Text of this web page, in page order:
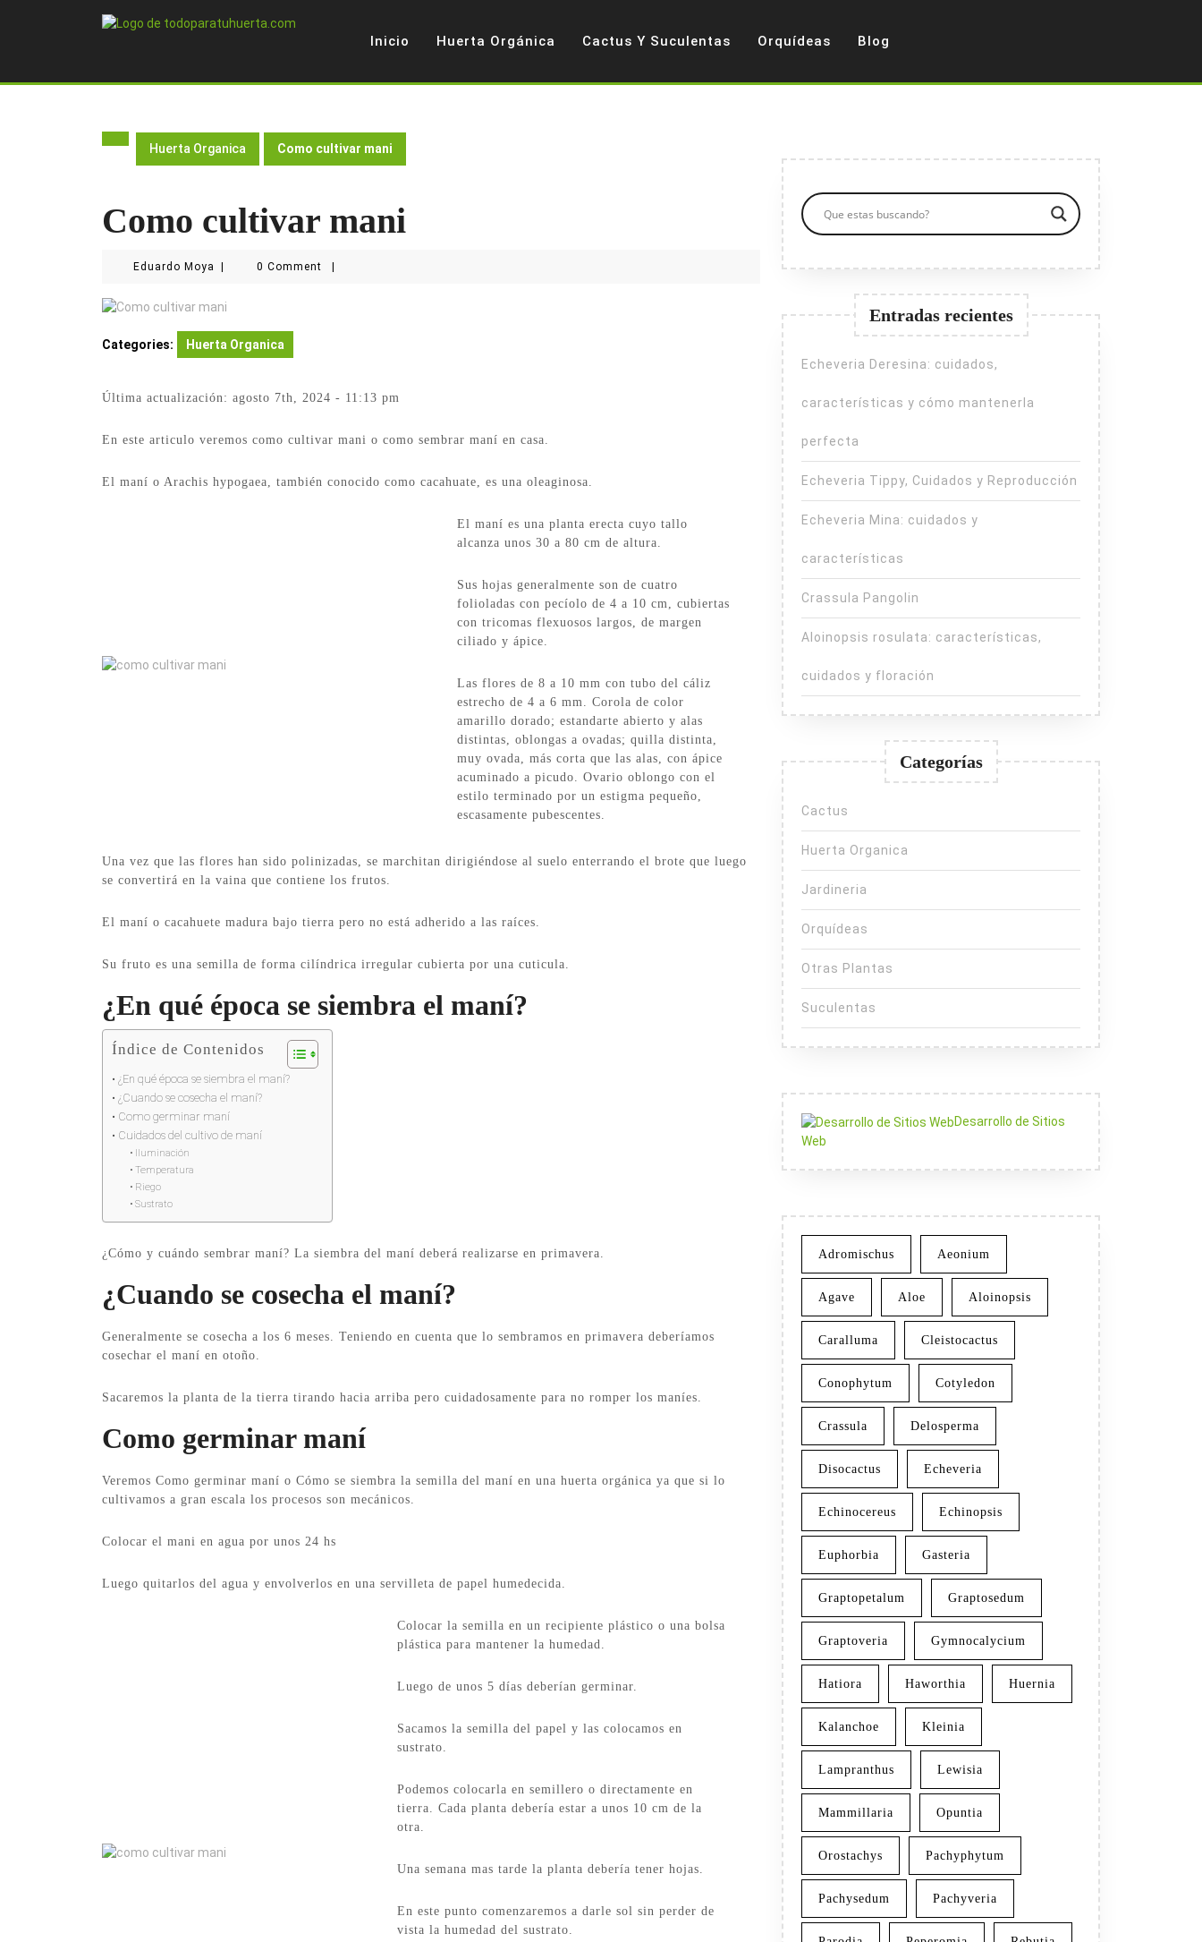
Inicio Huerta Orgánica Cactus Y Suculentas Orquídeas Blog
Huerta Organica Como cultivar mani
Como cultivar mani
Eduardo Moya Eduardo0 Comment
Categories: Huerta Organica
Última actualización: agosto 7th, 2024 - 11:13 pm
En este articulo veremos como cultivar mani o como sembrar maní en casa.
El maní o Arachis hypogaea, también conocido como cacahuate, es una oleaginosa.
El maní es una planta erecta cuyo tallo
alcanza unos 30 a 80 cm de altura.
Sus hojas generalmente son de cuatro
folioladas con pecíolo de 4 a 10 cm, cubiertas
con tricomas flexuosos largos, de margen
ciliado y ápice.
Las flores de 8 a 10 mm con tubo del cáliz
estrecho de 4 a 6 mm. Corola de color
amarillo dorado; estandarte abierto y alas
distintas, oblongas a ovadas; quilla distinta,
muy ovada, más corta que las alas, con ápice
acuminado a picudo. Ovario oblongo con el
estilo terminado por un estigma pequeño,
escasamente pubescentes.
Una vez que las flores han sido polinizadas, se marchitan dirigiéndose al suelo enterrando el brote que luego
se convertirá en la vaina que contiene los frutos.
El maní o cacahuete madura bajo tierra pero no está adherido a las raíces.
Su fruto es una semilla de forma cilíndrica irregular cubierta por una cuticula.
¿En qué época se siembra el maní?
Índice de Contenidos
¿En qué época se siembra el maní?
¿Cuando se cosecha el maní?
Como germinar maní
Cuidados del cultivo de maní
Iluminación
Temperatura
Riego
Sustrato
¿Cómo y cuándo sembrar maní? La siembra del maní deberá realizarse en primavera.
¿Cuando se cosecha el maní?
Generalmente se cosecha a los 6 meses. Teniendo en cuenta que lo sembramos en primavera deberíamos
cosechar el maní en otoño.
Sacaremos la planta de la tierra tirando hacia arriba pero cuidadosamente para no romper los maníes.
Como germinar maní
Veremos Como germinar maní o Cómo se siembra la semilla del maní en una huerta orgánica ya que si lo
cultivamos a gran escala los procesos son mecánicos.
Colocar el mani en agua por unos 24 hs
Luego quitarlos del agua y envolverlos en una servilleta de papel humedecida.
Colocar la semilla en un recipiente plástico o una bolsa
plástica para mantener la humedad.
Luego de unos 5 días deberían germinar.
Sacamos la semilla del papel y las colocamos en
sustrato.
Podemos colocarla en semillero o directamente en
tierra. Cada planta debería estar a unos 10 cm de la
otra.
Una semana mas tarde la planta debería tener hojas.
En este punto comenzaremos a darle sol sin perder de
vista la humedad del sustrato.
Entradas recientes
Echeveria Deresina: cuidados,
características y cómo mantenerla
perfecta
Echeveria Tippy, Cuidados y Reproducción
Echeveria Mina: cuidados y
características
Crassula Pangolin
Aloinopsis rosulata: características,
cuidados y floración
Categorías
Cactus
Huerta Organica
Jardineria
Orquídeas
Otras Plantas
Suculentas
Desarrollo de Sitios
Web
Adromischus Aeonium
Agave Aloe Aloinopsis
Caralluma Cleistocactus
Conophytum Cotyledon
Crassula Delosperma
Disocactus Echeveria
Echinocereus Echinopsis
Euphorbia Gasteria
Graptopetalum Graptosedum
Graptoveria Gymnocalycium
Hatiora Haworthia Huernia
Kalanchoe Kleinia
Lampranthus Lewisia
Mammillaria Opuntia
Orostachys Pachyphytum
Pachysedum Pachyveria